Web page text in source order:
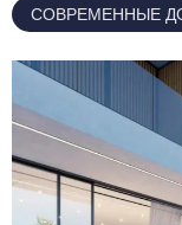
СОВРЕМЕННЫЕ